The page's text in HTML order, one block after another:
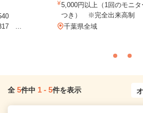
...
5,000円以上（1回のモニタ
つき） ※完全出来高制
千葉県全域
全 5件中 1 - 5件を表示